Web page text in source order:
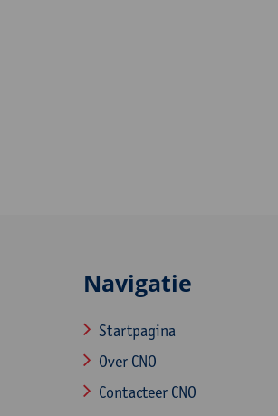
Navigatie
Startpagina
Over CNO
Contacteer CNO